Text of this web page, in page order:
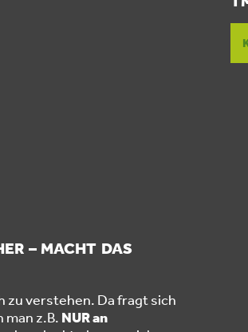
– MACHT DAS
zu verstehen. Da fragt sich
z.B. NUR an